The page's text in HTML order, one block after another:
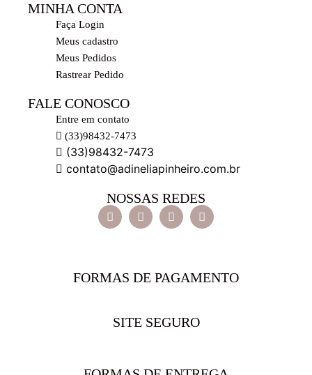
MINHA CONTA
Faça Login
Meus cadastro
Meus Pedidos
Rastrear Pedido
FALE CONOSCO
Entre em contato
(33)98432-7473
(33)98432-7473
contato@adineliapinheiro.com.br
NOSSAS REDES
FORMAS DE PAGAMENTO
SITE SEGURO